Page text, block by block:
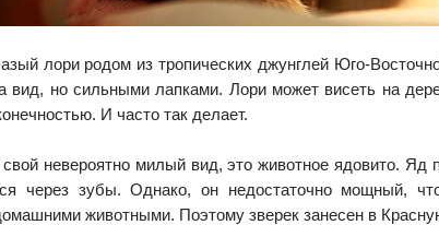
лори родом из тропических джунглей Юго-
но сильными лапками. Лори может висеть на
И часто так делает.
невероятно милый вид, это животное ядовито. Яд
через зубы. Однако, он недостаточно мощный,
животными. Поэтому зверек занесен в